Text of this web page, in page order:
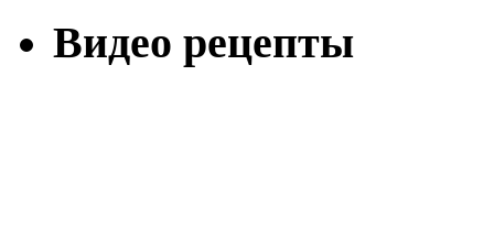
Видео рецепты